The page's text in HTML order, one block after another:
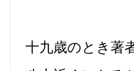
十九歳のとき著